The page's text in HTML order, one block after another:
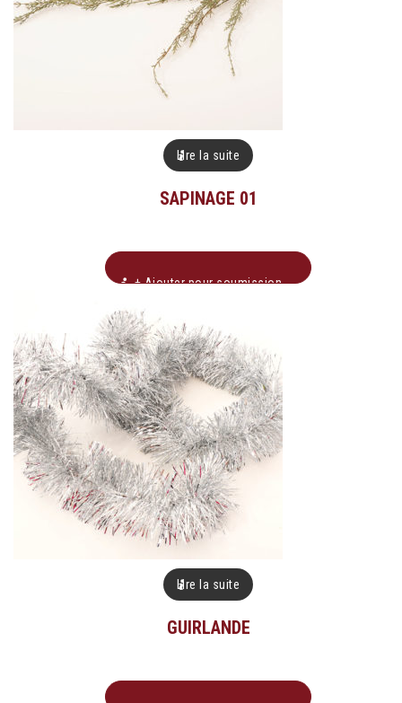
Lire la suite
SAPINAGE 01
+ Ajouter pour soumission
Lire la suite
GUIRLANDE